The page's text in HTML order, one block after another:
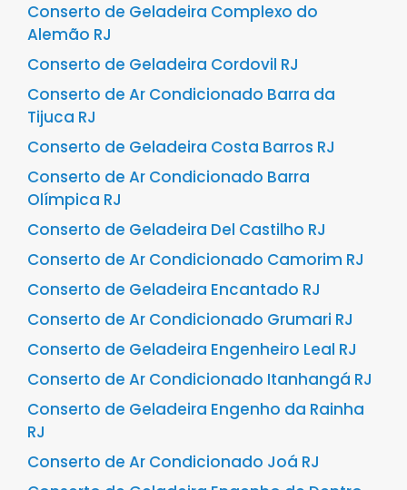
Conserto de Geladeira Complexo do
Alemão RJ
Conserto de Geladeira Cordovil RJ
Conserto de Ar Condicionado Barra da
Tijuca RJ
Conserto de Geladeira Costa Barros RJ
Conserto de Ar Condicionado Barra
Olímpica RJ
Conserto de Geladeira Del Castilho RJ
Conserto de Ar Condicionado Camorim RJ
Conserto de Geladeira Encantado RJ
Conserto de Ar Condicionado Grumari RJ
Conserto de Geladeira Engenheiro Leal RJ
Conserto de Ar Condicionado Itanhangá RJ
Conserto de Geladeira Engenho da Rainha
RJ
Conserto de Ar Condicionado Joá RJ